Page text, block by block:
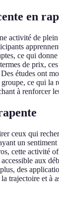
en
activité de
ce qui
de prix,
études ont
ce qui la
à renforcer
ceux qui
un
cette activité
aux
des
trajectoire et à